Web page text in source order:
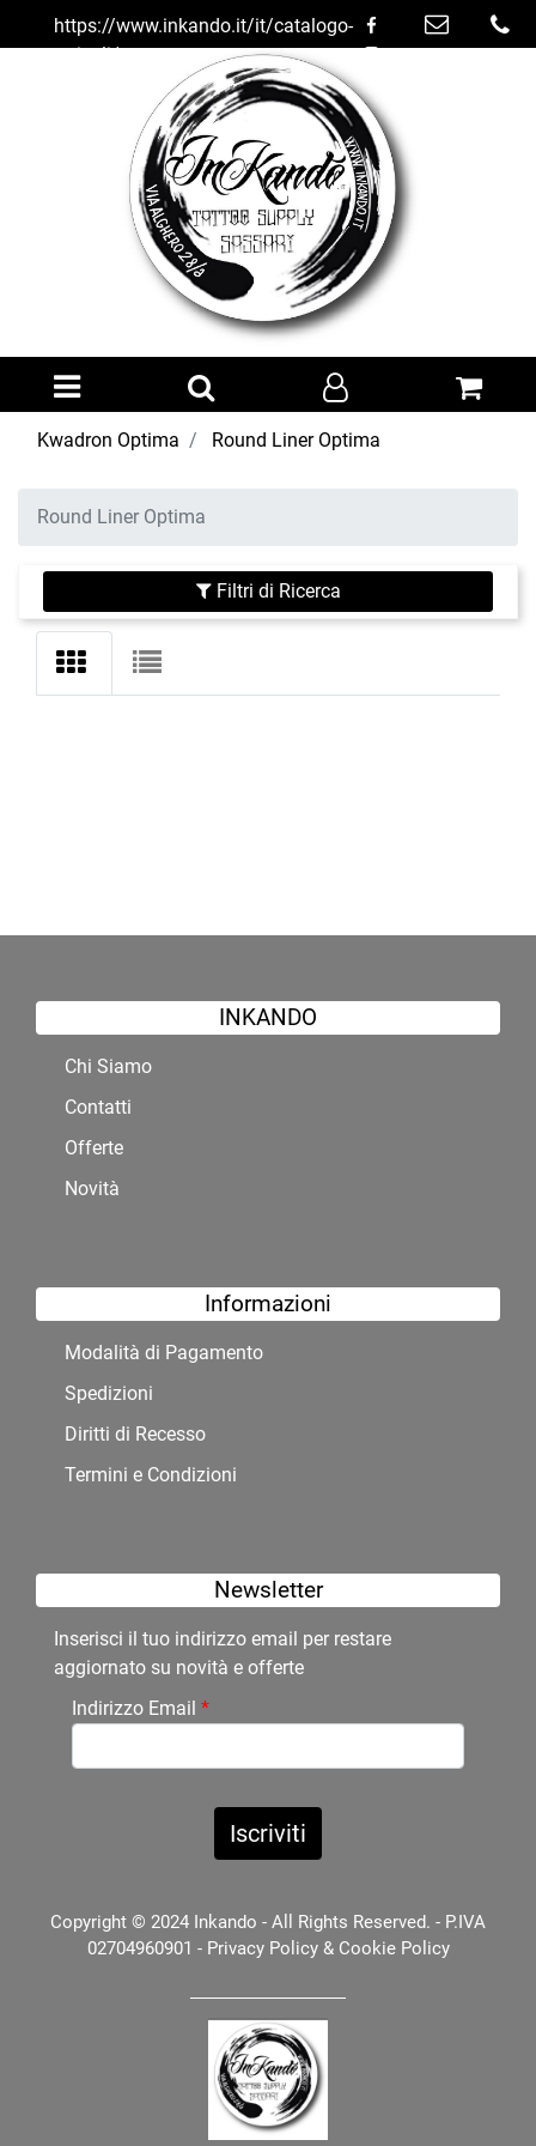
https://www.inkando.it/it/catalogo-
articoli/trucco-
semipermanente/kwadron-
optima/round-liner-optima
Open menu
Kwadron Optima Round Liner Optima
Round Liner Optima
Filtri di Ricerca
INKANDO
Chi Siamo
Contatti
Offerte
Novità
Informazioni
Modalità di Pagamento
Spedizioni
Diritti di Recesso
Termini e Condizioni
Newsletter
Inserisci il tuo indirizzo email per restare
aggiornato su novità e offerte
Indirizzo Email *
Copyright © 2024 Inkando - All Rights Reserved. - P.IVA
02704960901 - Privacy Policy& Cookie Policy